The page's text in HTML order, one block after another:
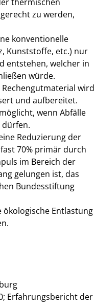
zu werden,
konventionelle
Kunststoffe, etc.) nur
entstehen, welcher in
würde.
wird
und aufbereitet.
wenn Abfälle
Reduzierung der
70% primär durch
im Bereich der
gelungen ist, das
Bundesstiftung
Entlastung
Erfahrungsbericht der